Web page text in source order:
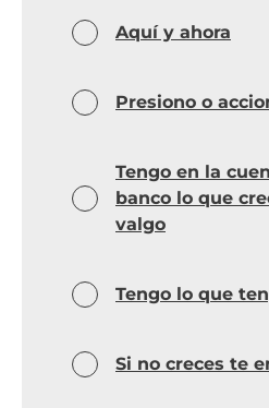
Aquí y ahora
Presiono o
Tengo en la
banco lo que
valgo
Tengo lo que
Si no creces te